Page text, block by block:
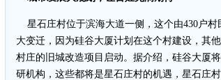
星石庄村位于滨海大道一侧，这个由430户
大变迁，因为硅谷大厦计划在这个村建设，其
村庄的旧城改造项目启动。据介绍，硅谷大厦
研机构，这些都将是星石庄村的机遇，星石庄